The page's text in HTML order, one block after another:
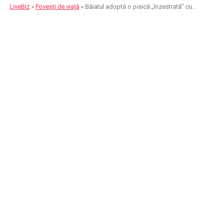
LiveBiz » Poveşti de viaţă » Băiatul adoptă o pisică „înzestrată” cu
aceeaşi afecţiune genetică: acum sunt cei mai buni prieteni